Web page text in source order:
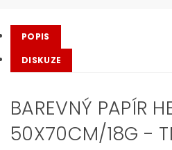
POPIS
DISKUZE
BAREVNÝ PAPÍR
50X70CM/18G -